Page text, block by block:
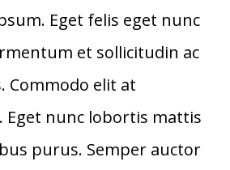
Eget felis eget nunc
et sollicitudin ac
Commodo elit at
Eget nunc lobortis mattis
purus. Semper auctor